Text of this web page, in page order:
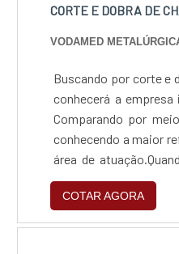
CORTE E DOBRA DE
VODAMED
Buscando por corte e
conhecerá a empresa
Comparando por
conhecendo a maior
área de
dobra de chapas de
obra da Vodamed
receberá precisão
COTAR AGORA